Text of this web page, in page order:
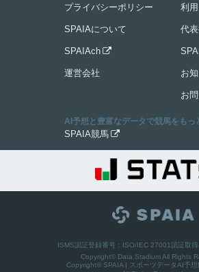
プライバシーポリシー
SPAIAについて
SPAIAch 
運営会社
利
代
お
お
AI予想と豊富なデータで競馬をもっ
SPAIA競馬 
ISMS認証登録番号：ISO/IEC 27001認証取
Copyright© Data Stadium All Rights
Copyright© SPAIA | スポーツデータAI予